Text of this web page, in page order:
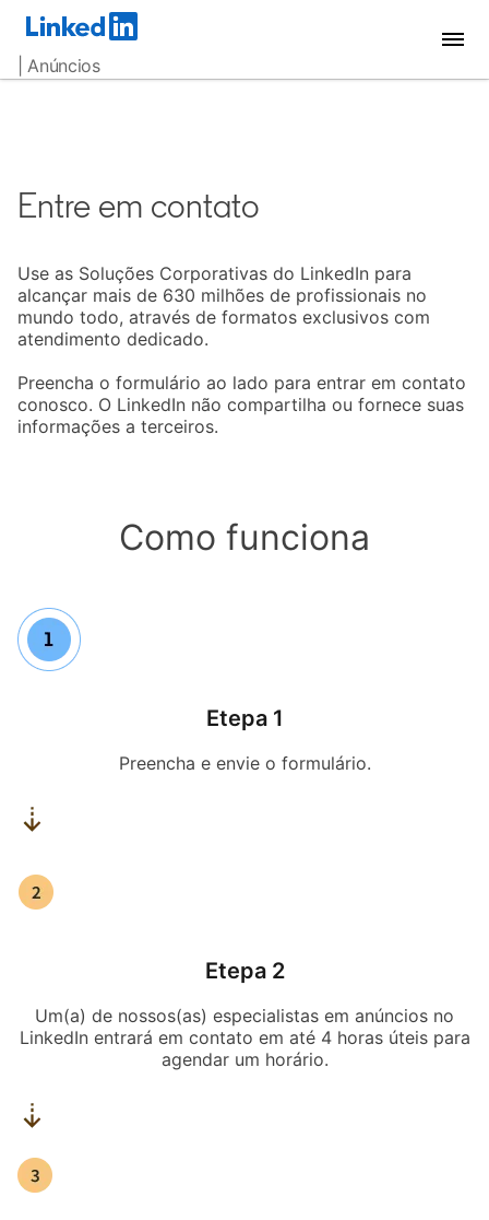
| Anúncios
Entre em contato
Use as Soluções Corporativas do LinkedIn para
alcançar mais de 630 milhões de profissionais no
mundo todo, através de formatos exclusivos com
atendimento dedicado.
Preencha o formulário ao lado para entrar em contato
conosco. O LinkedIn não compartilha ou fornece suas
informações a terceiros.
Como funciona
Etepa 1
Preencha e envie o formulário.
Etepa 2
Um(a) de nossos(as) especialistas em anúncios no
LinkedIn entrará em contato em até 4 horas úteis para
agendar um horário.